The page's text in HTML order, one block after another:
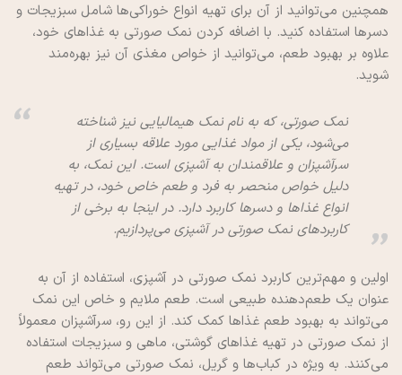
همچنین می‌توانید از آن برای تهیه انواع خوراکی‌ها شامل سبزیجات و
دسرها استفاده کنید. با اضافه کردن نمک صورتی به غذاهای خود،
علاوه بر بهبود طعم، می‌توانید از خواص مغذی آن نیز بهره‌مند
شوید.
نمک صورتی، که به نام نمک هیمالیایی نیز شناخته
می‌شود، یکی از مواد غذایی مورد علاقه بسیاری از
سرآشپزان و علاقمندان به آشپزی است. این نمک، به
دلیل خواص منحصر به فرد و طعم خاص خود، در تهیه
انواع غذاها و دسرها کاربرد دارد. در اینجا به برخی از
کاربردهای نمک صورتی در آشپزی می‌پردازیم.
اولین و مهم‌ترین کاربرد نمک صورتی در آشپزی، استفاده از آن به
عنوان یک طعم‌دهنده طبیعی است. طعم ملایم و خاص این نمک
می‌تواند به بهبود طعم غذاها کمک کند. از این رو، سرآشپزان معمولاً
از نمک صورتی در تهیه غذاهای گوشتی، ماهی و سبزیجات استفاده
می‌کنند. به ویژه در کباب‌ها و گریل، نمک صورتی می‌تواند طعم